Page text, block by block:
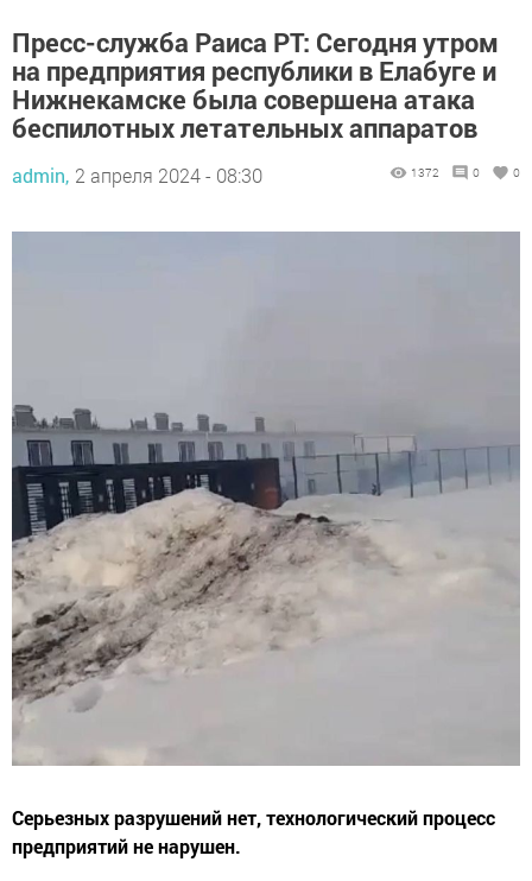
Пресс-служба Раиса РТ: Сегодня утром
на предприятия республики в Елабуге и
Нижнекамске была совершена атака
беспилотных летательных аппаратов
admin, 2 апреля 2024 - 08:30 1372 0 0
Серьезных разрушений нет, технологический процесс
предприятий не нарушен.